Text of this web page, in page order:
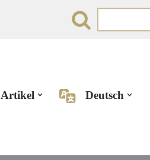
Artikel Deutsch